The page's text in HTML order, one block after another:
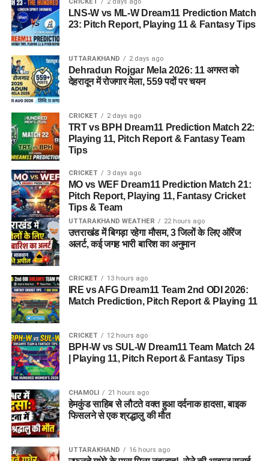
CRICKET 2 days ago
LNS-W vs ML-W Dream11 Prediction Match
23: Pitch Report, Playing 11 & Fantasy Tips
UTTARAKHAND 2 days ago
Dehradun Rojgar Mela 2026: 11 अगस्त को
देहरादून में रोजगार मेला, 559 पदों पर चयन
CRICKET 2 days ago
TRT vs BPH Dream11 Prediction Match 22:
Playing 11, Pitch Report & Fantasy Team
Tips
CRICKET 3 days ago
MO vs WEF Dream11 Prediction Match 21:
Pitch Report, Playing 11, Fantasy Cricket
Tips & Team
UTTARAKHAND WEATHER 22 hours ago
उत्तराखंड में बिगड़ा रहेगा मौसम, 3 जिलों के लिए ऑरेंज
अलर्ट, कई जगह भारी बारिश का अनुमान
CRICKET 13 hours ago
IRE vs AFG Dream11 Team 2nd ODI 2026:
Match Prediction, Pitch Report & Playing 11
CRICKET 12 hours ago
BPH-W vs SUL-W Dream11 Team Match 24
| Playing 11, Pitch Report & Fantasy Tips
CHAMOLI 21 hours ago
हेमकुंड साहिब से लौटते वक्त हुआ दर्दनाक हादसा, बाइक
फिसलने से एक श्रद्धालु की मौत
UTTARAKHAND 16 hours ago